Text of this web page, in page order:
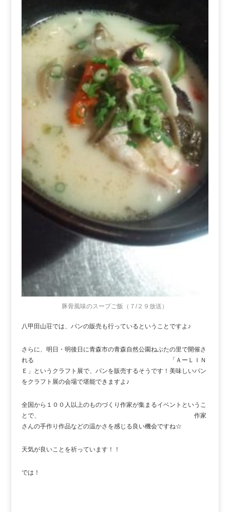
豚骨風味のスープご飯（７/２９放送）
八甲田山荘では、パンの販売も行っているということですよ♪
さらに、明日・明後日に青森市の青森自然公園ねぶたの里で開催さ
れる 「ＡーＬＩＮ
Ｅ」というクラフト展で、パンを販売するそうです！美味しいパン
をクラフト展の会場で堪能できますよ♪
全国から１００人以上のものづくり作家が集まるイベントというこ
とで、 作家
さんの手作り作品などの温かさを感じる良い機会ですね☆
天気が良いことを祈っています！！
では！